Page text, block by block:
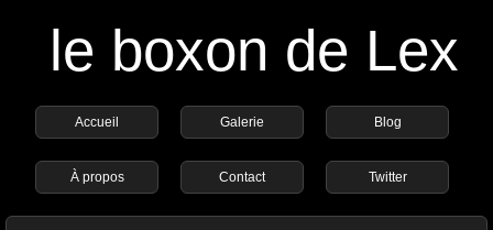
le boxon de Lex
Accueil Galerie Blog
À propos Contact Twitter